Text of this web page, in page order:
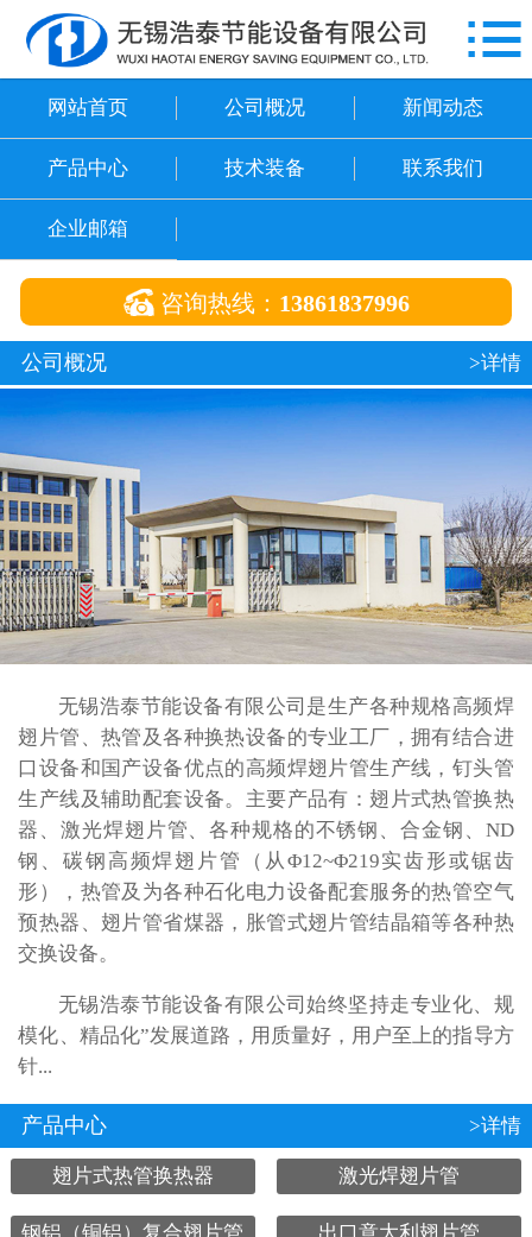
网站首页
联系我们
企业邮箱

网站首页 公司概况 新闻动态
产品中心 技术装备 联系我们
企业邮箱
 咨询热线： 13861837996
公司概况 >详情
无锡浩泰节能设备有限公司是生产各种规格高频焊
翅片管、热管及各种换热设备的专业工厂，拥有结合进
口设备和国产设备优点的高频焊翅片管生产线，钉头管
生产线及辅助配套设备。主要产品有：翅片式热管换热
器、激光焊翅片管、各种规格的不锈钢、合金钢、ND
钢、碳钢高频焊翅片管（从Φ12~Φ219实齿形或锯齿
形），热管及为各种石化电力设备配套服务的热管空气
预热器、翅片管省煤器，胀管式翅片管结晶箱等各种热
交换设备。
无锡浩泰节能设备有限公司始终坚持走专业化、规
模化、精品化”发展道路，用质量好，用户至上的指导方
针...
产品中心 >详情
翅片式热管换热器 激光焊翅片管